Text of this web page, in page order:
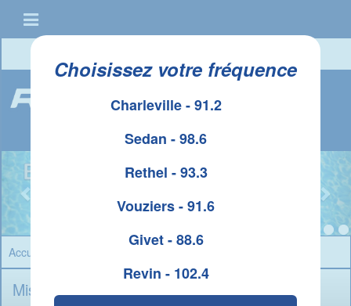
Choisissez votre fréquence
Charleville - 91.2
Sedan - 98.6
Rethel - 93.3
Vouziers - 91.6
Givet - 88.6
Revin - 102.4
Accueil
Mise à jour du 03/11/2018